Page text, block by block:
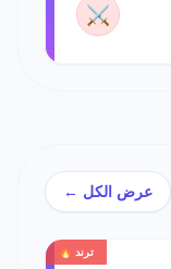
⚔️
عرض الكل ←
ترند 🔥